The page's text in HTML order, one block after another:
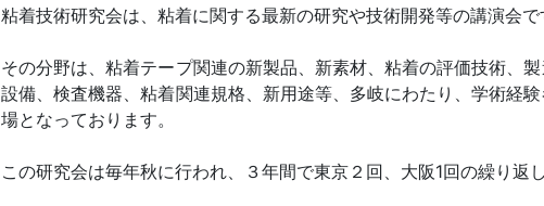
粘着技術研究会は、粘着に関する最新の研究や技術開発等の講演会で
その分野は、粘着テープ関連の新製品、新素材、粘着の評価技術、
設備、検査機器、粘着関連規格、新用途等、多岐にわたり、学術経
場となっております。
この研究会は毎年秋に行われ、３年間で東京２回、大阪1回の繰り返